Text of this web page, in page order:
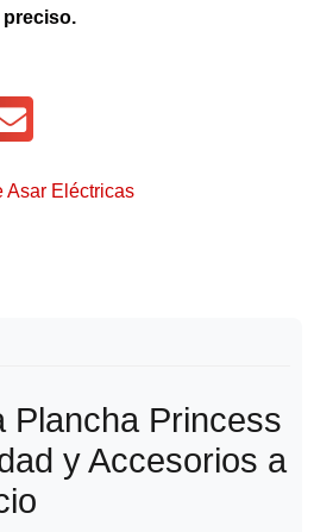
Asar Eléctricas
Plancha Princess
y Accesorios a